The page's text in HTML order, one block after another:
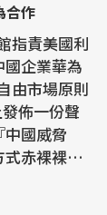
合作
指責美國利
企業華為
由市場原則
國威脅
赤裸裸阻